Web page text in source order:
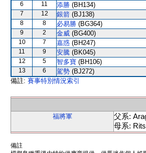
6
11 添勝 (BH134)
7
12 銀箭 (BJ138)
8
8 必易勝 (BG364)
9
2 金威 (BG400)
10
7 嘉惑 (BH247)
11
9 安騰 (BK045)
12
5 智多寶 (BH106)
13
6 駕勢 (BJ272)
備註: 賽事特別情況索引
福將軍
父系:
母系:
備註